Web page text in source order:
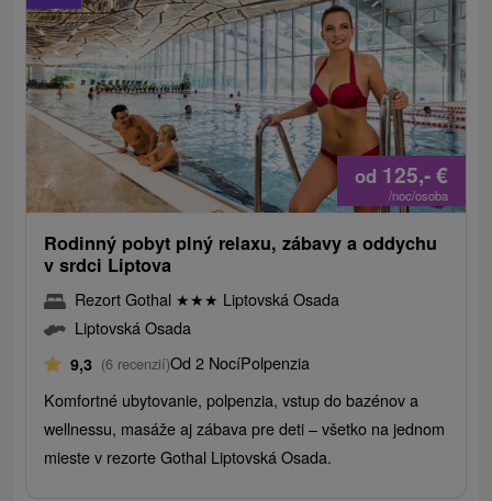
od 125,-€
/noc/osoba
Rodinný pobyt plný relaxu, zábavy a oddychu
v srdci Liptova
Rezort Gothal ★★★ Liptovská Osada
Liptovská Osada
9,3 (6 recenzií)Od 2 NocíPolpenzia
Komfortné ubytovanie, polpenzia, vstup do bazénov a
wellnessu, masáže aj zábava pre deti – všetko na jednom
mieste v rezorte Gothal Liptovská Osada.